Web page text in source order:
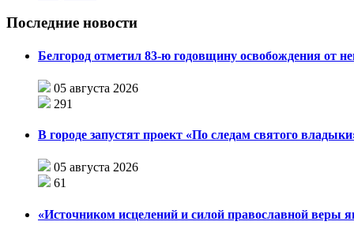
Последние новости
Белгород отметил 83-ю годовщину освобождения от
05 августа 2026
291
В городе запустят проект «По следам святого
05 августа 2026
61
«Источником исцелений и силой православной веры